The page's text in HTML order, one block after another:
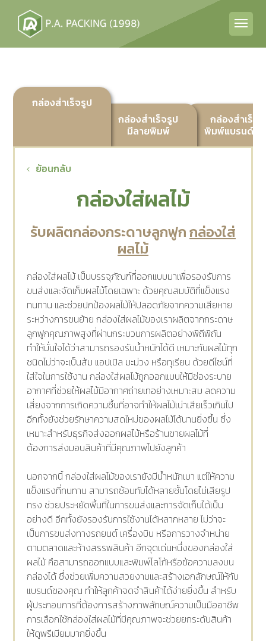
กล่องสำเร็จรูป
กล่องสำเร็จรูป
มีลายพิมพ์
กล่องสำเร็จ
พิมพ์แบรนด์ลู
ย้อนกลับ
กล่องใส่ผลไม้
รับผลิตกล่องกระดาษลูกฟูกกล่องใส่
ผลไม้
กล่องใส่ผลไม้ เป็นบรรจุภัณฑ์ที่ออกแบบมาเพื่อรองรับการ
ขนส่งและจัดเก็บผลไม้โดยเฉพาะ ด้วยคุณสมบัติที่แข็งแรง
ทนทาน และช่วยปกป้องผลไม้ให้ปลอดภัยจากความเสียหาย
ระหว่างการขนย้าย กล่องใส่ผลไม้ของเราผลิตจากกระดาษ
ลูกฟูกคุณภาพสูงที่ผ่านกระบวนการผลิตอย่างพิถีพิถัน
ทำให้มั่นใจได้ว่าสามารถรองรับน้ำหนักได้ดี เหมาะกับผลไม้ทุก
ชนิดไม่ว่าจะเป็นส้ม แอปเปิล มะม่วง หรือทุเรียน ด้วยดีไซน์ที่
ใส่ใจในการใช้งาน กล่องใส่ผลไม้ถูกออกแบบให้มีช่องระบาย
อากาศที่ช่วยให้ผลไม้มีอากาศถ่ายเทอย่างเหมาะสม ลดความ
เสี่ยงจากการเกิดความชื้นที่อาจทำให้ผลไม้เน่าเสียเร็วเกินไป
อีกทั้งยังช่วยรักษาความสดใหม่ของผลไม้ได้นานยิ่งขึ้น ซึ่ง
เหมาะสำหรับธุรกิจส่งออกผลไม้หรือร้านขายผลไม้ที่
ต้องการส่งมอบสินค้าที่มีคุณภาพไปยังลูกค้า
นอกจากนี้ กล่องใส่ผลไม้ของเรายังมีน้ำหนักเบา แต่ให้ความ
แข็งแรงที่ทนทาน สามารถซ้อนทับได้หลายชั้นโดยไม่เสียรูป
ทรง ช่วยประหยัดพื้นที่ในการขนส่งและการจัดเก็บได้เป็น
อย่างดี อีกทั้งยังรองรับการใช้งานได้หลากหลาย ไม่ว่าจะ
เป็นการขนส่งทางรถยนต์ เครื่องบิน หรือการวางจำหน่าย
ตามตลาดและห้างสรรพสินค้า อีกจุดเด่นหนึ่งของกล่องใส่
ผลไม้ คือสามารถออกแบบและพิมพ์โลโก้หรือข้อความลงบน
กล่องได้ ซึ่งช่วยเพิ่มความสวยงามและสร้างเอกลักษณ์ให้กับ
แบรนด์ของคุณ ทำให้ลูกค้าจดจำสินค้าได้ง่ายยิ่งขึ้น สำหรับ
ผู้ประกอบการที่ต้องการสร้างภาพลักษณ์ความเป็นมืออาชีพ
การเลือกใช้กล่องใส่ผลไม้ที่มีคุณภาพจะช่วยยกระดับสินค้า
ให้ดูพรีเมียมมากยิ่งขึ้น